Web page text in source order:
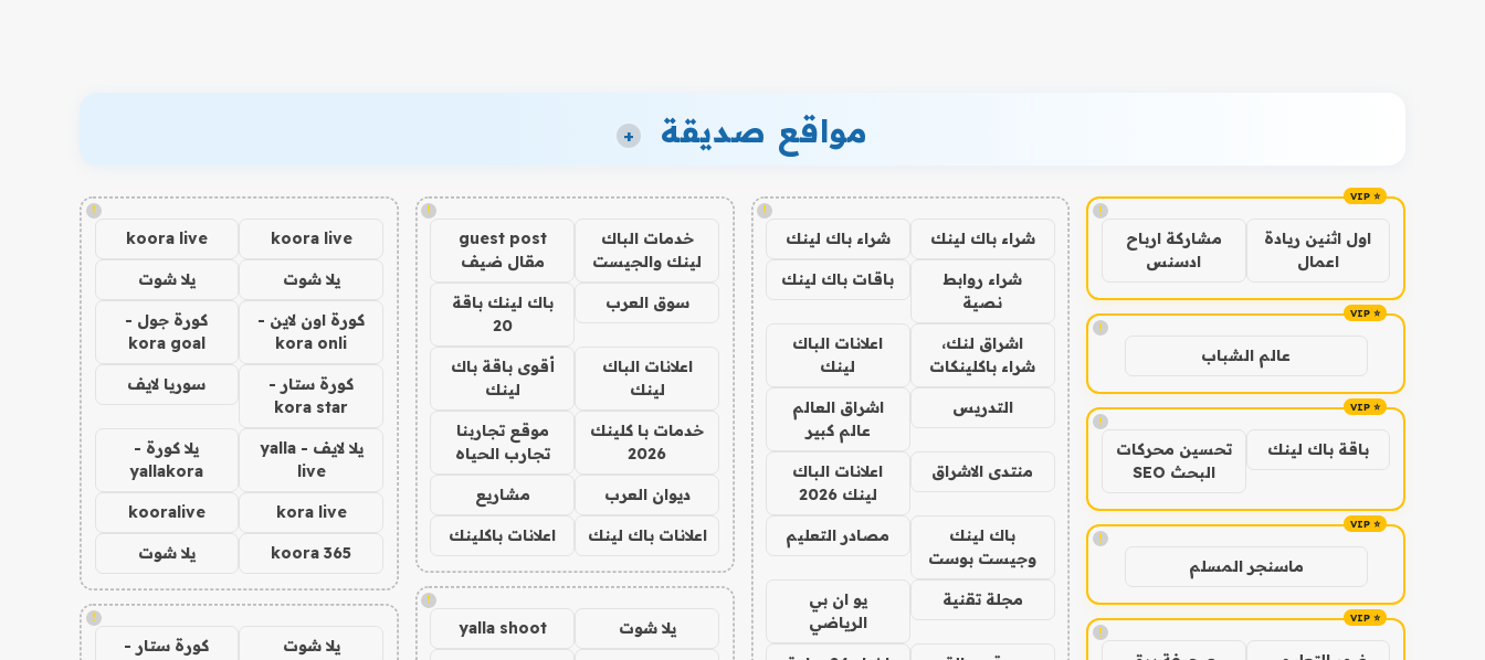
مواقع صديقة +
!
اول اثنين ريادة
اعمال
مشاركة ارباح
ادسنس
!
عالم الشباب
!
باقة باك لينك
تحسين محركات
البحث SEO
!
ماسنجر المسلم
!
!
شراء باك لينك شراء باك لينك
شراء روابط
نصية
باقات باك لينك
اشراق لنك،
شراء باكلينكات
اعلانات الباك
لينك
التدريس
اشراق العالم
عالم كبير
منتدى الاشراق
اعلانات الباك
لينك 2026
باك لينك
وجيست بوست
مصادر التعليم
مجلة تقنية
يو ان بي
الرياضي
!
خدمات الباك
لينك والجيست
guest post
مقال ضيف
سوق العرب
باك لينك باقة
20
اعلانات الباك
لينك
أقوى باقة باك
لينك
خدمات با كلينك
2026
موقع تجاربنا
تجارب الحياه
ديوان العرب مشاريع
اعلانات باك لينك اعلانات باكلينك
!
يلا شوت yalla shoot
!
koora live
koora live
يلا شوت يلا شوت
كورة اون لاين -
kora onli
كورة جول -
kora goal
كورة ستار -
kora star
سوريا لايف
يلا لايف - yalla
live
يلا كورة -
yallakora
kora live
kooralive
koora 365 يلا شوت
!
يلا شوت
كورة ستار -